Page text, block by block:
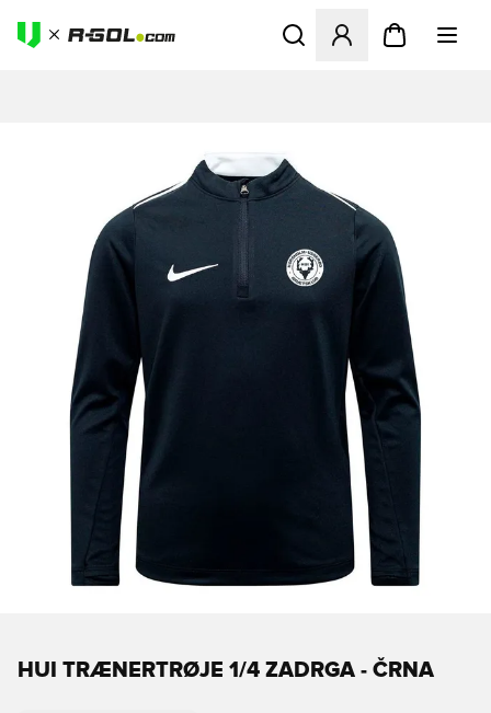
Odpre Modal za prijavo ali
HUI TRÆNERTRØJE 1/4 ZADRGA - ČRNA